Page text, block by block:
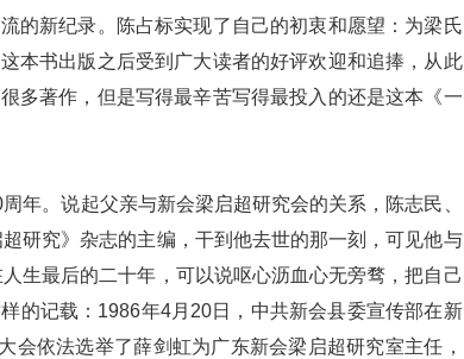
的新纪录。陈占标实现了自己的初衷和愿望：为梁氏
本书出版之后受到广大读者的好评欢迎和追捧，从此
多著作，但是写得最辛苦写得最投入的还是这本《一
年。说起父亲与新会梁启超研究会的关系，陈志民、
研究》杂志的主编，干到他去世的那一刻，可见他与
生最后的二十年，可以说呕心沥血心无旁骛，把自己
的记载：1986年4月20日，中共新会县委宣传部在新
会依法选举了薛剑虹为广东新会梁启超研究室主任，